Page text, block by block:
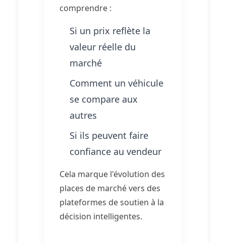
comprendre :
Si un prix reflète la
valeur réelle du
marché
Comment un véhicule
se compare aux
autres
Si ils peuvent faire
confiance au vendeur
Cela marque l'évolution des
places de marché vers des
plateformes de soutien à la
décision intelligentes.